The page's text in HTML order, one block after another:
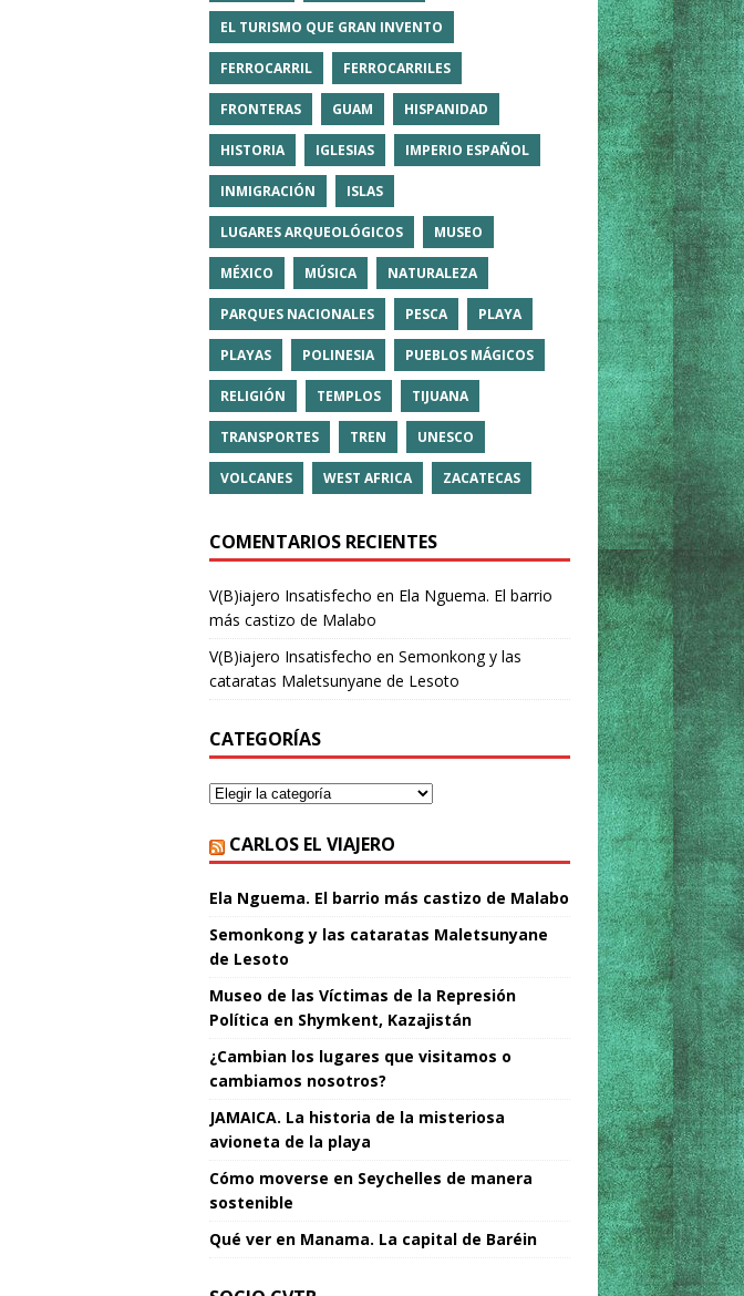
EL TURISMO QUE GRAN INVENTO
FERROCARRIL FERROCARRILES
FRONTERAS GUAM HISPANIDAD
HISTORIA IGLESIAS IMPERIO ESPAÑOL
INMIGRACIÓN ISLAS
LUGARES ARQUEOLÓGICOS MUSEO
MÉXICO MÚSICA NATURALEZA
PARQUES NACIONALES PESCA PLAYA
PLAYAS POLINESIA PUEBLOS MÁGICOS
RELIGIÓN TEMPLOS TIJUANA
TRANSPORTES TREN UNESCO
VOLCANES WEST AFRICA ZACATECAS
COMENTARIOS RECIENTES
V(B)iajero Insatisfecho en Ela Nguema. El barrio
más castizo de Malabo
V(B)iajero Insatisfecho en Semonkong y las
cataratas Maletsunyane de Lesoto
CATEGORÍAS
CARLOS EL VIAJERO
Ela Nguema. El barrio más castizo de Malabo
Semonkong y las cataratas Maletsunyane
de Lesoto
Museo de las Víctimas de la Represión
Política en Shymkent, Kazajistán
¿Cambian los lugares que visitamos o
cambiamos nosotros?
JAMAICA. La historia de la misteriosa
avioneta de la playa
Cómo moverse en Seychelles de manera
sostenible
Qué ver en Manama. La capital de Baréin